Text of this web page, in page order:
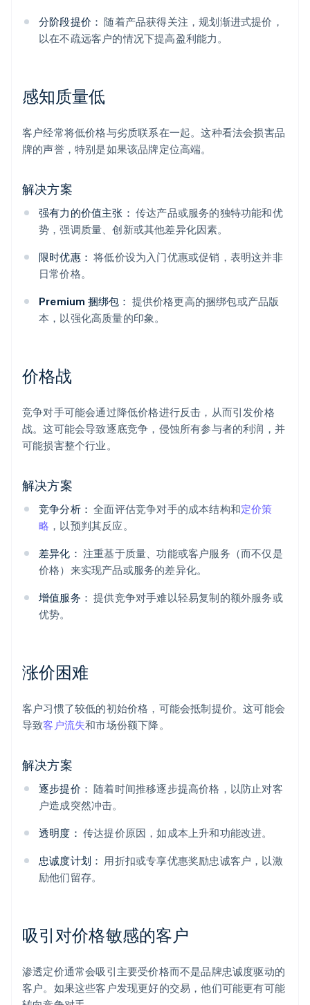
分阶段提价： 随着产品获得关注，规划渐进式提价，
以在不疏远客户的情况下提高盈利能力。
感知质量低
客户经常将低价格与劣质联系在一起。这种看法会损害品
牌的声誉，特别是如果该品牌定位高端。
解决方案
强有力的价值主张： 传达产品或服务的独特功能和优
势，强调质量、创新或其他差异化因素。
限时优惠： 将低价设为入门优惠或促销，表明这并非
日常价格。
Premium 捆绑包： 提供价格更高的捆绑包或产品版
本，以强化高质量的印象。
价格战
竞争对手可能会通过降低价格进行反击，从而引发价格
战。这可能会导致逐底竞争，侵蚀所有参与者的利润，并
可能损害整个行业。
解决方案
竞争分析： 全面评估竞争对手的成本结构和定价策
略 ，以预判其反应。
差异化： 注重基于质量、功能或客户服务（而不仅是
价格）来实现产品或服务的差异化。
增值服务： 提供竞争对手难以轻易复制的额外服务或
优势。
涨价困难
客户习惯了较低的初始价格，可能会抵制提价。这可能会
导致客户流失和市场份额下降。
解决方案
逐步提价： 随着时间推移逐步提高价格，以防止对客
户造成突然冲击。
透明度： 传达提价原因，如成本上升和功能改进。
忠诚度计划： 用折扣或专享优惠奖励忠诚客户，以激
励他们留存。
吸引对价格敏感的客户
渗透定价通常会吸引主要受价格而不是品牌忠诚度驱动的
客户。如果这些客户发现更好的交易，他们可能更有可能